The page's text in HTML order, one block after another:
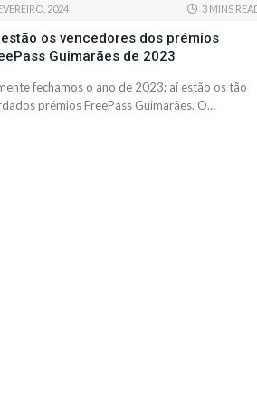
2024 3 MINS
os vencedores dos prémios
Guimarães de 2023
fechamos o ano de 2023; aí estão os tão
prémios FreePass Guimarães. O…